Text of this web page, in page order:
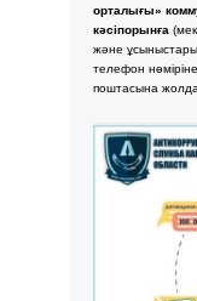
орталығы»
кәсіпорынға
және
телефон
поштасына